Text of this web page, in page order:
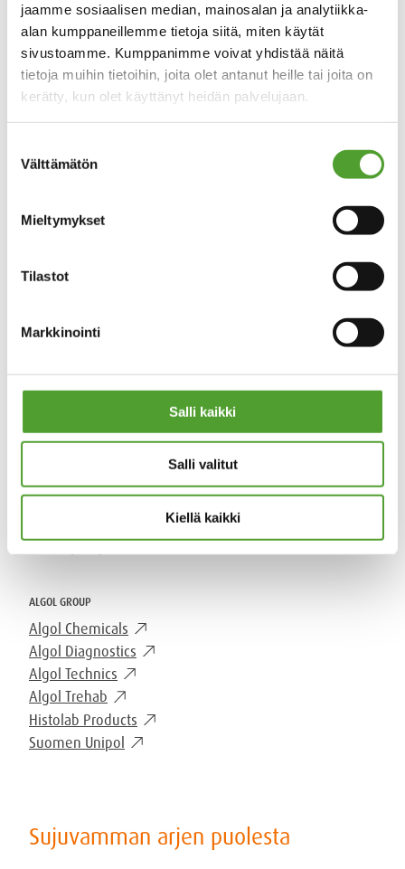
jaamme sosiaalisen median, mainosalan ja analytiikka-
alan kumppaneillemme tietoja siitä, miten käytät
sivustoamme. Kumppanimme voivat yhdistää näitä
tietoja muihin tietoihin, joita olet antanut heille tai joita on
kerätty, kun olet käyttänyt heidän palvelujaan.
valinta
Välttämätön
Mieltymykset
Tilastot
Markkinointi
Salli kaikki
Salli valitut
Kiellä kaikki
Olemme apunasi
Asiakaspalvelu
email algol-trehab@algol.fi
Evästeseloste
Huolto
algol-trehab@algol.fi
Kaikki yhteystiedot
ALGOL GROUP
Algol Chemicals
Algol Diagnostics
Algol Technics
Algol Trehab
Histolab Products
Suomen Unipol
Sujuvamman arjen puolesta